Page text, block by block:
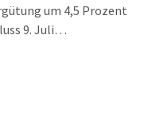
um 4,5 Prozent
9. Juli…